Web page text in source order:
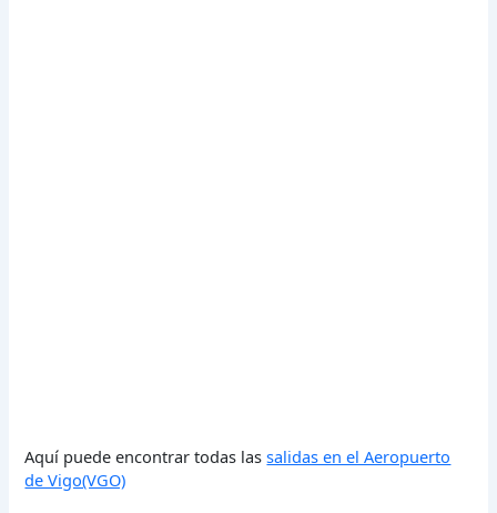
Aquí puede encontrar todas lassalidas en el Aeropuerto
de Vigo(VGO)